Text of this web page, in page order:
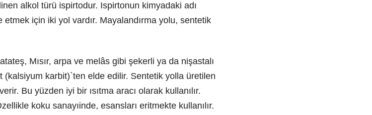
alkol türü ispirtodur. Ispirtonun kimyadaki adı
için iki yol vardır. Mayalandırma yolu, sentetik
Mısır, arpa ve melâs gibi şekerli ya da nişastalı
karbit)`ten elde edilir. Sentetik yolla üretilen
Bu yüzden iyi bir ısıtma aracı olarak kullanılır.
koku sanayıinde, esansları eritmekte kullanılır.